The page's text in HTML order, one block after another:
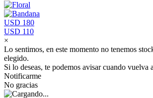
USD 180
USD 110
×
Lo sentimos, en este momento no tenemos
elegido.
Si lo deseas, te podemos avisar cuando vuelva
Notificarme
No gracias